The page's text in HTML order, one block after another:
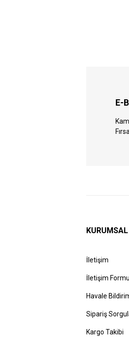
E-
KURUMSAL
İletişim
İletişim Formu
Havale
Sipariş
Kargo Takibi